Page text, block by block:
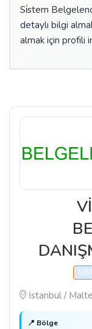
Si̇stem
detaylı bilgi
almak için profili
İstanbul /
📍 Bölge